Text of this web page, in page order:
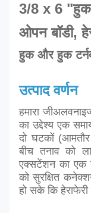
3/8 x 6 "हुक
ओपन बॉडी,
हुक और हुक
उत्पाद वर्णन
हमारा जी
का उद्देश्य एक
दो घटकों
बीच तनाव को
एक्सटेंशन का एक
को सुरक्षित
हो सके कि